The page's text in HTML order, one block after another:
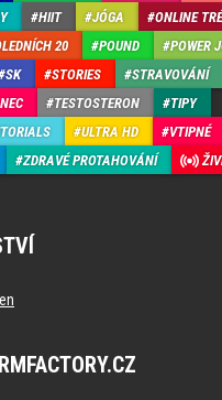
HIIT JÓGA
ONLINE
20 POUND
POWER
SK STORIES
STRAVOVÁNÍ
TESTOSTERON
TIPY
ULTRA HD
VTIPNÉ
ZDRAVÉ PROTAHOVÁNÍ